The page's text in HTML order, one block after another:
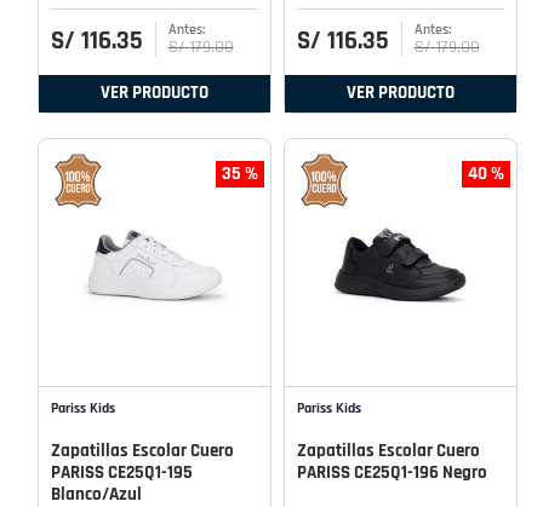
S/ 116.35 S/ 179.00
VER PRODUCTO
S/ 116.35 S/ 179.00
VER PRODUCTO
35 %
Pariss Kids
Zapatillas Escolar Cuero
PARISS CE25Q1-195
Blanco/Azul
40 %
Pariss Kids
Zapatillas Escolar Cuero
PARISS CE25Q1-196 Negro